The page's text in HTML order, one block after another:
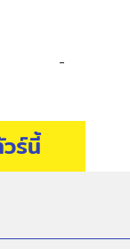
-
ร์นี้